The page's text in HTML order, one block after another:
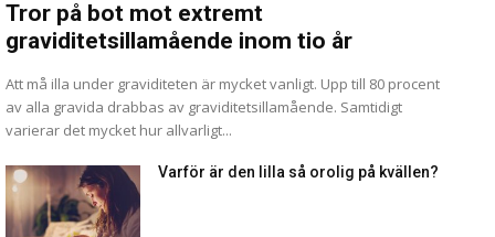
Tror på bot mot extremt
graviditetsillamående inom tio år
Att må illa under graviditeten är mycket vanligt. Upp till 80 procent
av alla gravida drabbas av graviditetsillamående. Samtidigt
varierar det mycket hur allvarligt...
Varför är den lilla så orolig på kvällen?